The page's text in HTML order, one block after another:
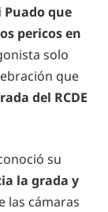
Puado que
pericos en
solo
que
del RCDE
su
la grada y
las cámaras